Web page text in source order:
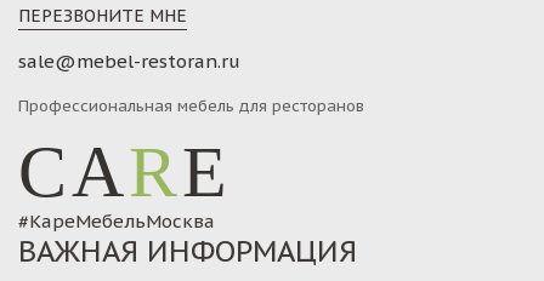
ПЕРЕЗВОНИТЕ МНЕ
sale@mebel-restoran.ru
Профессиональная мебель для ресторанов
CARE
#КареМебельМосква
ВАЖНАЯ ИНФОРМАЦИЯ